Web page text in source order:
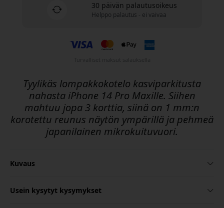
30 päivän palautusoikeus
Helppo palautus - ei vaivaa
Tyylikäs lompakkokotelo kasviparkitusta
nahasta iPhone 14 Pro Maxille. Siihen
mahtuu jopa 3 korttia, siinä on 1 mm:n
korotettu reunus näytön ympärillä ja pehmeä
japanilainen mikrokuituvuori.
Kuvaus
Usein kysytyt kysymykset